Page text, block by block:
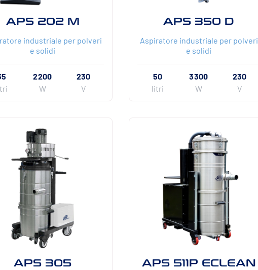
APS 202 M
industriale per polveri
e solidi
2200
W
230
V
APS 350 D
Aspiratore industriale per polveri
e solidi
50
litri
3300
W
230
V
APS 305 APS 511P ECLEAN